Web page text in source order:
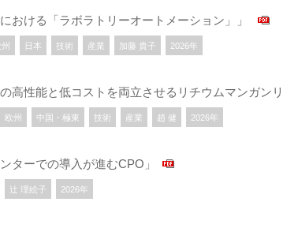
おける「ラボラトリーオートメーション」」
日本 技術 産業 加藤 貴子 2026年
高性能と低コストを両立させるリチウムマンガンリ
欧州 中国・極東 技術 産業 趙 健 2026年
ターでの導入が進むCPO」
辻 理絵子 2026年